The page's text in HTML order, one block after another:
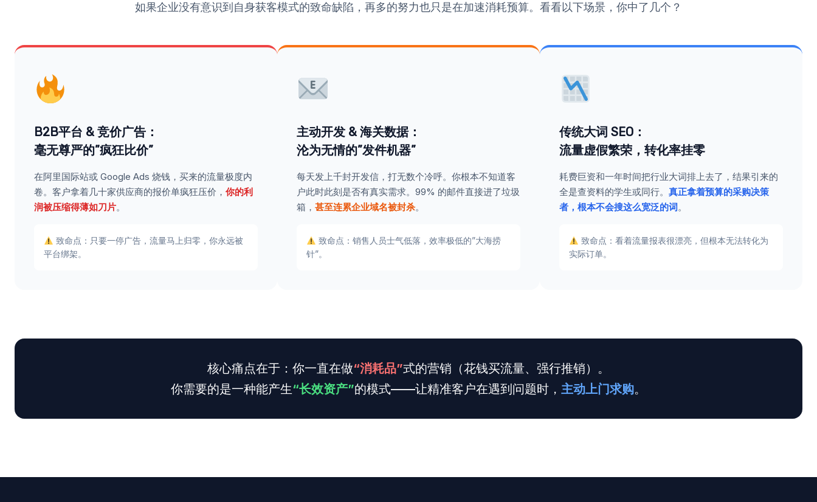
如果企业没有意识到自身获客模式的致命缺陷，再多的努力也只是在加速消耗预算。看看以下场景，你中了几个？
B2B平台 & 竞价广告：
毫无尊严的”疯狂比价”
在阿里国际站或 Google Ads 烧钱，买来的流量极度内
卷。客户拿着几十家供应商的报价单疯狂压价， 你的利
润被压缩得薄如刀片。
致命点：只要一停广告，流量马上归零，你永远被
平台绑架。
主动开发 & 海关数据：
沦为无情的”发件机器”
每天发上千封开发信，打无数个冷呼。你根本不知道客
户此时此刻是否有真实需求。99% 的邮件直接进了垃圾
箱， 甚至连累企业域名被封杀。
致命点：销售人员士气低落，效率极低的”大海捞
针”。
传统大词 SEO：
流量虚假繁荣，转化率挂零
耗费巨资和一年时间把行业大词排上去了，结果引来的
全是查资料的学生或同行。 真正拿着预算的采购决策
者，根本不会搜这么宽泛的词。
致命点：看着流量报表很漂亮，但根本无法转化为
实际订单。
核心痛点在于：你一直在做“消耗品”式的营销（花钱买流量、强行推销）。
你需要的是一种能产生“长效资产”的模式——让精准客户在遇到问题时， 主动上门求购。